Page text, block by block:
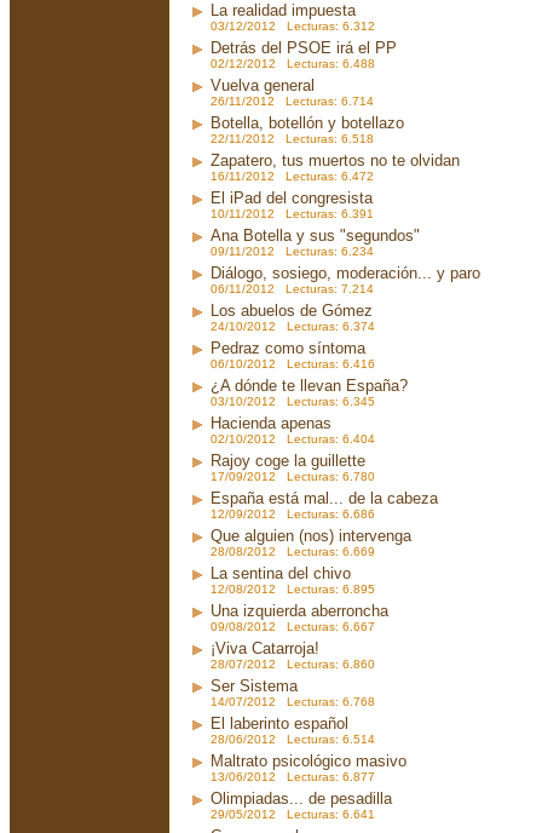
La realidad impuesta
03/12/2012 Lecturas: 6.312
Detrás del PSOE irá el PP
02/12/2012 Lecturas: 6.488
Vuelva general
26/11/2012 Lecturas: 6.714
Botella, botellón y botellazo
22/11/2012 Lecturas: 6.518
Zapatero, tus muertos no te olvidan
16/11/2012 Lecturas: 6.472
El iPad del congresista
10/11/2012 Lecturas: 6.391
Ana Botella y sus "segundos"
09/11/2012 Lecturas: 6.234
Diálogo, sosiego, moderación... y paro
06/11/2012 Lecturas: 7.214
Los abuelos de Gómez
24/10/2012 Lecturas: 6.374
Pedraz como síntoma
06/10/2012 Lecturas: 6.416
¿A dónde te llevan España?
03/10/2012 Lecturas: 6.345
Hacienda apenas
02/10/2012 Lecturas: 6.404
Rajoy coge la guillette
17/09/2012 Lecturas: 6.780
España está mal... de la cabeza
12/09/2012 Lecturas: 6.686
Que alguien (nos) intervenga
28/08/2012 Lecturas: 6.669
La sentina del chivo
12/08/2012 Lecturas: 6.895
Una izquierda aberroncha
09/08/2012 Lecturas: 6.667
¡Viva Catarroja!
28/07/2012 Lecturas: 6.860
Ser Sistema
14/07/2012 Lecturas: 6.768
El laberinto español
28/06/2012 Lecturas: 6.514
Maltrato psicológico masivo
13/06/2012 Lecturas: 6.877
Olimpiadas... de pesadilla
29/05/2012 Lecturas: 6.641